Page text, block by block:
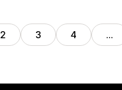
2 3 4 …